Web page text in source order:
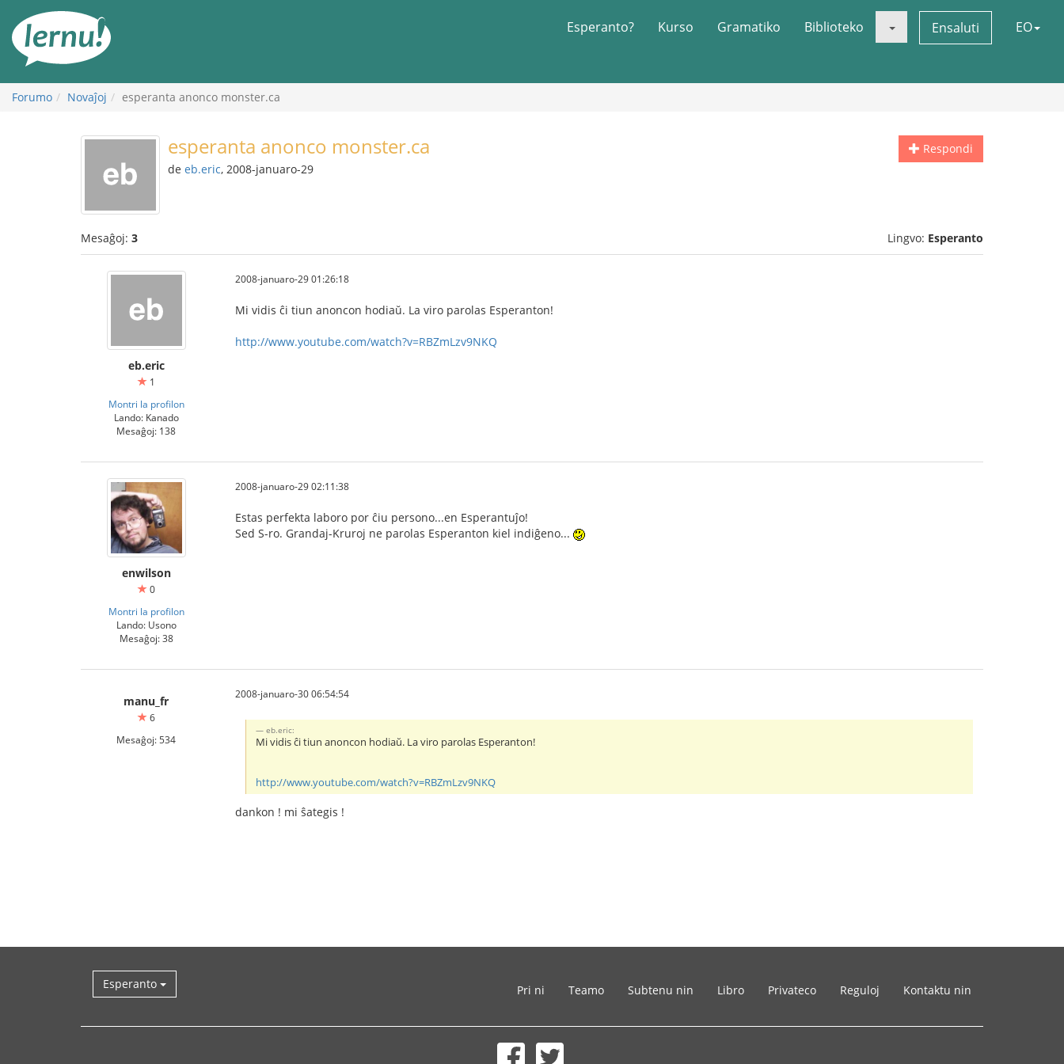
enhavo
Esperanto? Kurso Gramatiko Biblioteko Ensaluti EO
Forumo Novaĵoj esperanta anonco monster.ca
Respondi
esperanta anonco monster.ca
de eb.eric, 2008-januaro-29
Mesaĝoj: 3 Lingvo: Esperanto
eb.eric
1
Montri la profilon
Lando: Kanado
Mesaĝoj: 138
2008-januaro-29 01:26:18
Mi vidis ĉi tiun anoncon hodiaŭ. La viro parolas Esperanton!
http://www.youtube.com/watch?v=RBZmLzv9NKQ
enwilson
0
Montri la profilon
Lando: Usono
Mesaĝoj: 38
2008-januaro-29 02:11:38
Estas perfekta laboro por ĉiu persono...en Esperantuĵo!
Sed S-ro. Grandaj-Kruroj ne parolas Esperanton kiel indiĝeno...
manu_fr
6
Mesaĝoj: 534
2008-januaro-30 06:54:54
eb.eric:
Mi vidis ĉi tiun anoncon hodiaŭ. La viro parolas Esperanton!
http://www.youtube.com/watch?v=RBZmLzv9NKQ
dankon ! mi ŝategis !
Esperanto Pri ni Teamo Subtenu nin Libro Privateco Reguloj Kontaktu nin